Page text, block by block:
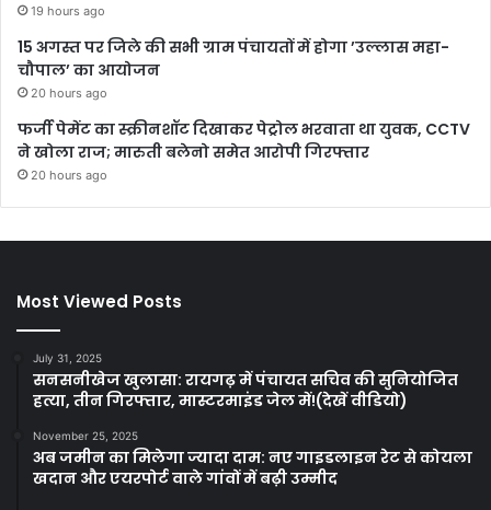
19 hours ago
15 अगस्त पर जिले की सभी ग्राम पंचायतों में होगा ’उल्लास महा-
चौपाल’ का आयोजन
20 hours ago
फर्जी पेमेंट का स्क्रीनशॉट दिखाकर पेट्रोल भरवाता था युवक, CCTV
ने खोला राज; मारुती बलेनो समेत आरोपी गिरफ्तार
20 hours ago
Most Viewed Posts
July 31, 2025
सनसनीखेज खुलासा: रायगढ़ में पंचायत सचिव की सुनियोजित
हत्या, तीन गिरफ्तार, मास्टरमाइंड जेल में!(देखें वीडियो)
November 25, 2025
अब जमीन का मिलेगा ज्यादा दाम: नए गाइडलाइन रेट से कोयला
खदान और एयरपोर्ट वाले गांवों में बढ़ी उम्मीद